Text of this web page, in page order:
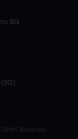
BG
Riservati.